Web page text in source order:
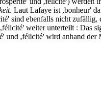
. Laut Lafaye ist ,bonheur'
sind ebenfalls nicht
weiter unterteilt : Das
und ,félicité' wird anhand der